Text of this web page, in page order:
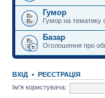
Гумор
Гумор на
Базар
Оголошення про
ВХІД • РЕЄСТРАЦІЯ
Ім'я користувача: